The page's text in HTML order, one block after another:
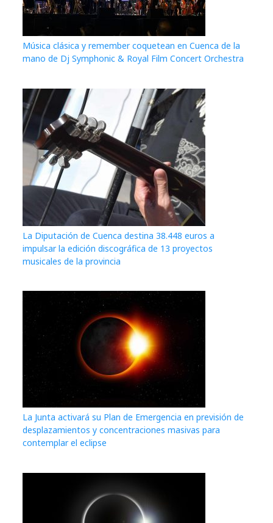
Música clásica y remember coquetean en Cuenca de la
mano de Dj Symphonic & Royal Film Concert Orchestra
La Diputación de Cuenca destina 38.448 euros a
impulsar la edición discográfica de 13 proyectos
musicales de la provincia
La Junta activará su Plan de Emergencia en previsión de
desplazamientos y concentraciones masivas para
contemplar el eclipse